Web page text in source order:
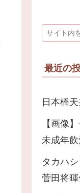
最近の
日本橋
【画像
未成年
タカハ
菅田将